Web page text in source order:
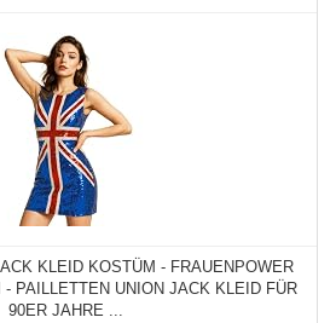
KLEID KOSTÜM - FRAUENPOWER
PAILLETTEN UNION JACK KLEID FÜR
90ER JAHRE ...